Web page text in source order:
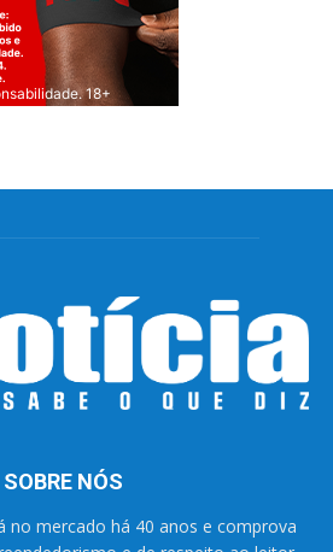
18+
SOBRE NÓS
no mercado há 40 anos e comprova